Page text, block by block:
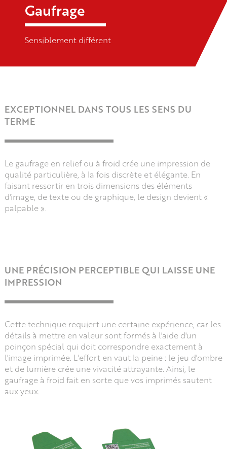
Gaufrage
Sensiblement différent
EXCEPTIONNEL DANS TOUS LES SENS DU
TERME
Le gaufrage en relief ou à froid crée une impression de
qualité particulière, à la fois discrète et élégante. En
faisant ressortir en trois dimensions des éléments
d'image, de texte ou de graphique, le design devient «
palpable ».
UNE PRÉCISION PERCEPTIBLE QUI LAISSE UNE
IMPRESSION
Cette technique requiert une certaine expérience, car les
détails à mettre en valeur sont formés à l'aide d'un
poinçon spécial qui doit correspondre exactement à
l'image imprimée. L'effort en vaut la peine : le jeu d'ombre
et de lumière crée une vivacité attrayante. Ainsi, le
gaufrage à froid fait en sorte que vos imprimés sautent
aux yeux.